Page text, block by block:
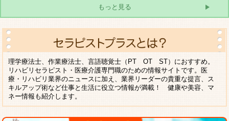
もっと見る
理学療法士、作業療法士、言語聴覚士（PT OT ST）におすすめ。
リハビリセラピスト・医療介護専門職のための情報サイトです。医
療・リハビリ業界のニュースに加え、業界リーダーの貴重な提言、ス
キルアップ術など仕事と生活に役立つ情報が満載！ 健康や美容、マ
ネー情報も紹介します。